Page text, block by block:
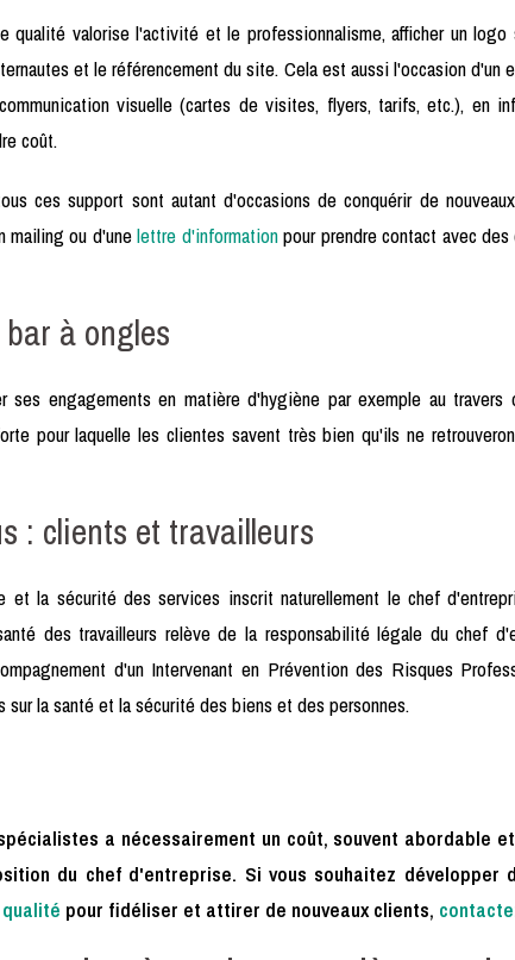
qualité valorise l'activité et le professionnalisme, afficher un
et le référencement du site. Cela est aussi l'occasion d'un
visuelle (cartes de visites, flyers, tarifs, etc.), en
coût.
ces support sont autant d'occasions de conquérir de
mailing ou d'unelettre d'informationpour prendre contact avec
à ongles
engagements en matière d'hygiène par exemple au travers
pour laquelle les clientes savent très bien qu'ils ne
: clients et travailleurs
et la sécurité des services inscrit naturellement le chef
des travailleurs relève de la responsabilité légale du chef
d'un Intervenant en Prévention des Risques
la santé et la sécurité des biens et des personnes.
a nécessairement un coût, souvent abordable
du chef d'entreprise. Si vous souhaitez
pour fidéliser et attirer de nouveaux clients,